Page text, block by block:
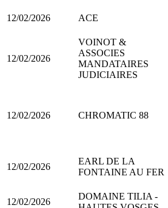
12/02/2026 ACE
12/02/2026
VOINOT &
ASSOCIES
MANDATAIRES
JUDICIAIRES
12/02/2026 CHROMATIC 88
12/02/2026
EARL DE LA
FONTAINE AU FER
12/02/2026
DOMAINE TILIA -